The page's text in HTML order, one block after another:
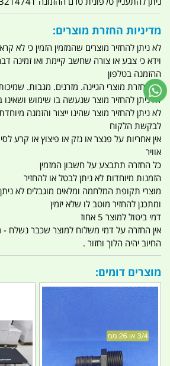
מדיניות החזרת מוצרים:
לא ניתן להחזיר מוצרים שהמזמין הזמין כי לא
וידא כי צבע או צורה שחשב קיימת ואו זמינה
ההזמנה בטלפון
אין החזרת מוצרי הגיינה. מזרנים. מגבות.
לא ניתן להחזיר מוצר שנעשה בו שימוש ושאינו
לא ניתן להחזיר מוצר שהינו ייצור והזמנה
לבקשת הלקוח
אין אחריות על פנצר או נזק או פיצוץ או קרע
אוויר
כל החזרה תתבצע על חשבון המזמין
הזמנות מיוחדות לא ניתן לבטל או להחזיר
מוצרי תקופת המלחמה ומלאים מוגבלים לא ניתן
ומתכנן להחזיר מוטב לו שלא יזמין
דמי ביטול למוצר 5 אחוז
אין החזרה על דמי משלוח למוצר שכבר נשלח
החיוב יהיה הלוך וחזור .
מוצרים דומים: